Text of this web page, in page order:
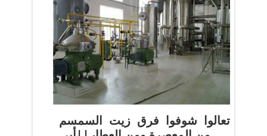
تعالوا شوفوا فرق زيت السمسم